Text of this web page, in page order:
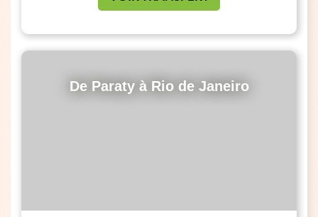
De Paraty à Rio de Janeiro